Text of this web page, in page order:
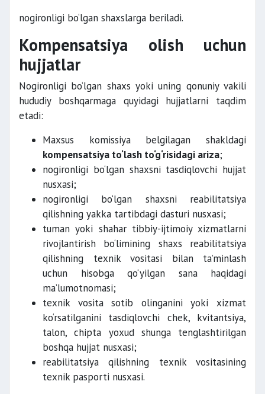
nogironligi bo‘lgan shaxslarga beriladi.
Kompensatsiya olish uchun
hujjatlar
Nogironligi bo‘lgan shaxs yoki uning qonuniy vakili
hududiy boshqarmaga quyidagi hujjatlarni taqdim
etadi:
Maxsus komissiya belgilagan shakldagi
kompensatsiya to‘lash to‘g‘risidagi ariza;
nogironligi bo‘lgan shaxsni tasdiqlovchi hujjat
nusxasi;
nogironligi bo‘lgan shaxsni reabilitatsiya
qilishning yakka tartibdagi dasturi nusxasi;
tuman yoki shahar tibbiy-ijtimoiy xizmatlarni
rivojlantirish bo‘limining shaxs reabilitatsiya
qilishning texnik vositasi bilan ta’minlash
uchun hisobga qo‘yilgan sana haqidagi
ma’lumotnomasi;
texnik vosita sotib olinganini yoki xizmat
ko‘rsatilganini tasdiqlovchi chek, kvitantsiya,
talon, chipta yoxud shunga tenglashtirilgan
boshqa hujjat nusxasi;
reabilitatsiya qilishning texnik vositasining
texnik pasporti nusxasi.